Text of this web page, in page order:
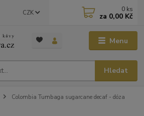
Menu
CZK
Hledat
0 ks
za 0,00 Kč
Colombia Tumbaga sugarcane decaf - dóza